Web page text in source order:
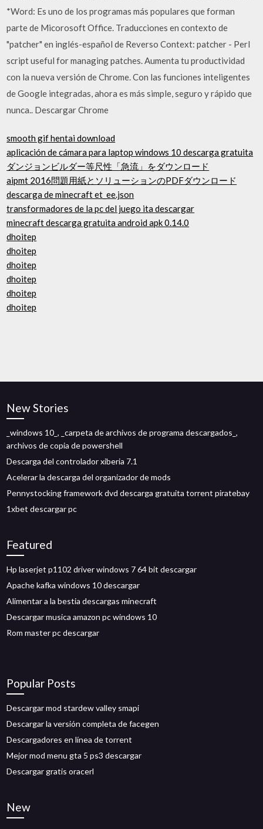
*Word: Es uno de los programas más populares que forman
parte de Micorosoft Office. Traducciones en contexto de
"patcher" en inglés-español de Reverso Context: patcher - Perl
script useful for managing patches. Aumenta tu productividad
con la nueva versión de Chrome. Con las funciones inteligentes
de Google integradas, ahora es más simple, seguro y rápido que
nunca.. Descargar Chrome
smooth gif hentai download
aplicación de cámara para laptop windows 10 descarga gratuita
ダンジョンビルダー等尺性「急流」をダウンロード
aipmt 2016問題用紙とソリューションのPDFダウンロード
descarga de minecraft et_ee.json
transformadores de la pc del juego ita descargar
minecraft descarga gratuita android apk 0.14.0
dhoitep
dhoitep
dhoitep
dhoitep
dhoitep
dhoitep
New Stories
_windows 10_, _carpeta de archivos de programa descargados_,
archivos de copia de powershell
Descarga del controlador xiberia 7.1
Acelerar la descarga del organizador de mods
Pennystocking framework dvd descarga gratuita torrent piratebay
1xbet descargar pc
Featured
Hp laserjet p1102 driver windows 7 64 bit descargar
Apache kafka windows 10 descargar
Alimentar a la bestia descargas minecraft
Descargar musica amazon pc windows 10
Rom master pc descargar
Popular Posts
Descargar mod stardew valley smapi
Descargar la versión completa de facegen
Descargadores en línea de torrent
Mejor mod menu gta 5 ps3 descargar
Descargar gratis oracerl
New